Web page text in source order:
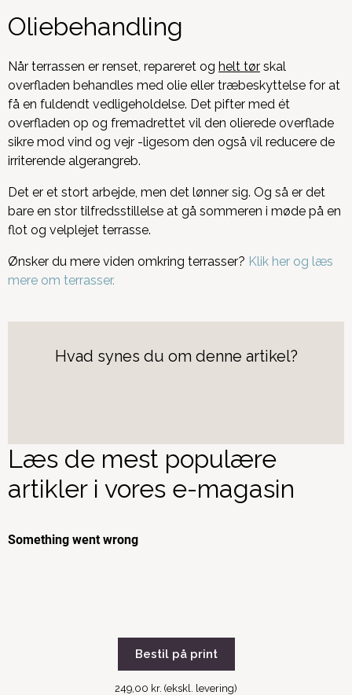
Oliebehandling
Når terrassen er renset, repareret og helt tør skal
overfladen behandles med olie eller træbeskyttelse for at
få en fuldendt vedligeholdelse. Det pifter med ét
overfladen op og fremadrettet vil den olierede overflade
sikre mod vind og vejr -ligesom den også vil reducere de
irriterende algerangreb.
Det er et stort arbejde, men det lønner sig. Og så er det
bare en stor tilfredsstillelse at gå sommeren i møde på en
flot og velplejet terrasse.
Ønsker du mere viden omkring terrasser? Klik her og læs
mere om terrasser.
Hvad synes du om denne artikel?
Læs de mest populære
artikler i vores e-magasin
Bestil på print
249,00 kr. (ekskl. levering)